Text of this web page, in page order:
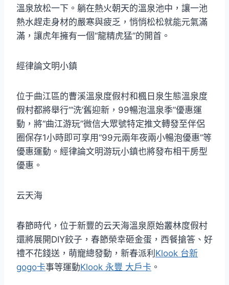
溫泉放松一下。躺在熱火朝天的溫泉池中，讓一池
熱水趕走身材的嚴寒與疲乏，悄悄松松就能元氣滿
滿，讓虎年擁有一個“龍精虎猛”的開首。
經律論文明小鎮
位于曲江區的曹溪溫泉度假村和楓日泉生態溫泉度
假村都將舉行“‘洗’舊迎新，99暢泡溫泉季”優惠運
動，將“曲江游玩”微信大眾號特定推文轉發至伴侶
圈保存1小時即可享用“99元兩年夜兩小暢泡優惠”等
優惠運動。經律論文明游玩小鎮也將發布相干房型
優惠。
云天海
春節時代，位于新豐的云天海溫泉原始叢林度假村
還將展開DIY餃子，春節榮幸砸金蛋，西餐搶答、好
禮不花錢送，萌寵總發動，新春派利 Klook 台新
gogo卡事等運動Klook 永豐 大戶卡 。